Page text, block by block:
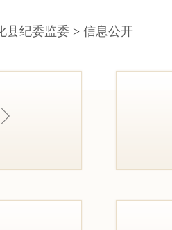
县纪委监委 > 信息公开